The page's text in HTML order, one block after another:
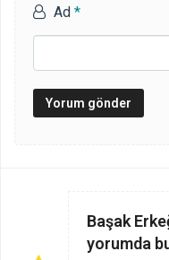
Ad *
Başak
yorumda